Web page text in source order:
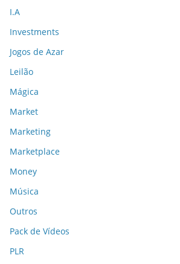
I.A
Investments
Jogos de Azar
Leilão
Mágica
Market
Marketing
Marketplace
Money
Música
Outros
Pack de Vídeos
PLR